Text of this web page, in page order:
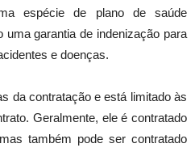
espécie de plano de saúde
uma garantia de indenização para
e doenças.
da contratação e está limitado às
Geralmente, ele é contratado
também pode ser contratado